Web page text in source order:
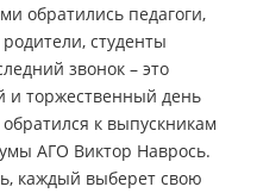
обратились педагоги,
студенты
звонок – это
и торжественный день
к выпускникам
АГО Виктор Наврось.
каждый выберет свою